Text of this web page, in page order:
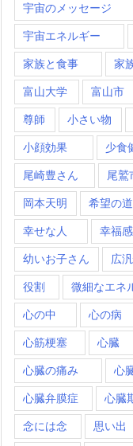
宇宙のメッセージ
宇宙エネルギー
家族と食事 家
富山大学 富山市
尊師 小さい物
小顔効果 少食
尾崎豊さん 尾鷲
岡本天明 希望の道
幸せな人 幸福感
幼いお子さん 広
役割 微細なエネ
心の中 心の病
心筋梗塞 心臓
心臓の痛み 心
心臓弁膜症 心臓
念には念 思い出